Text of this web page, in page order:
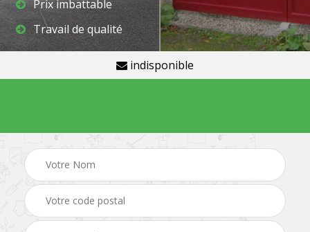
Prix imbattable
Travail de qualité
indisponible